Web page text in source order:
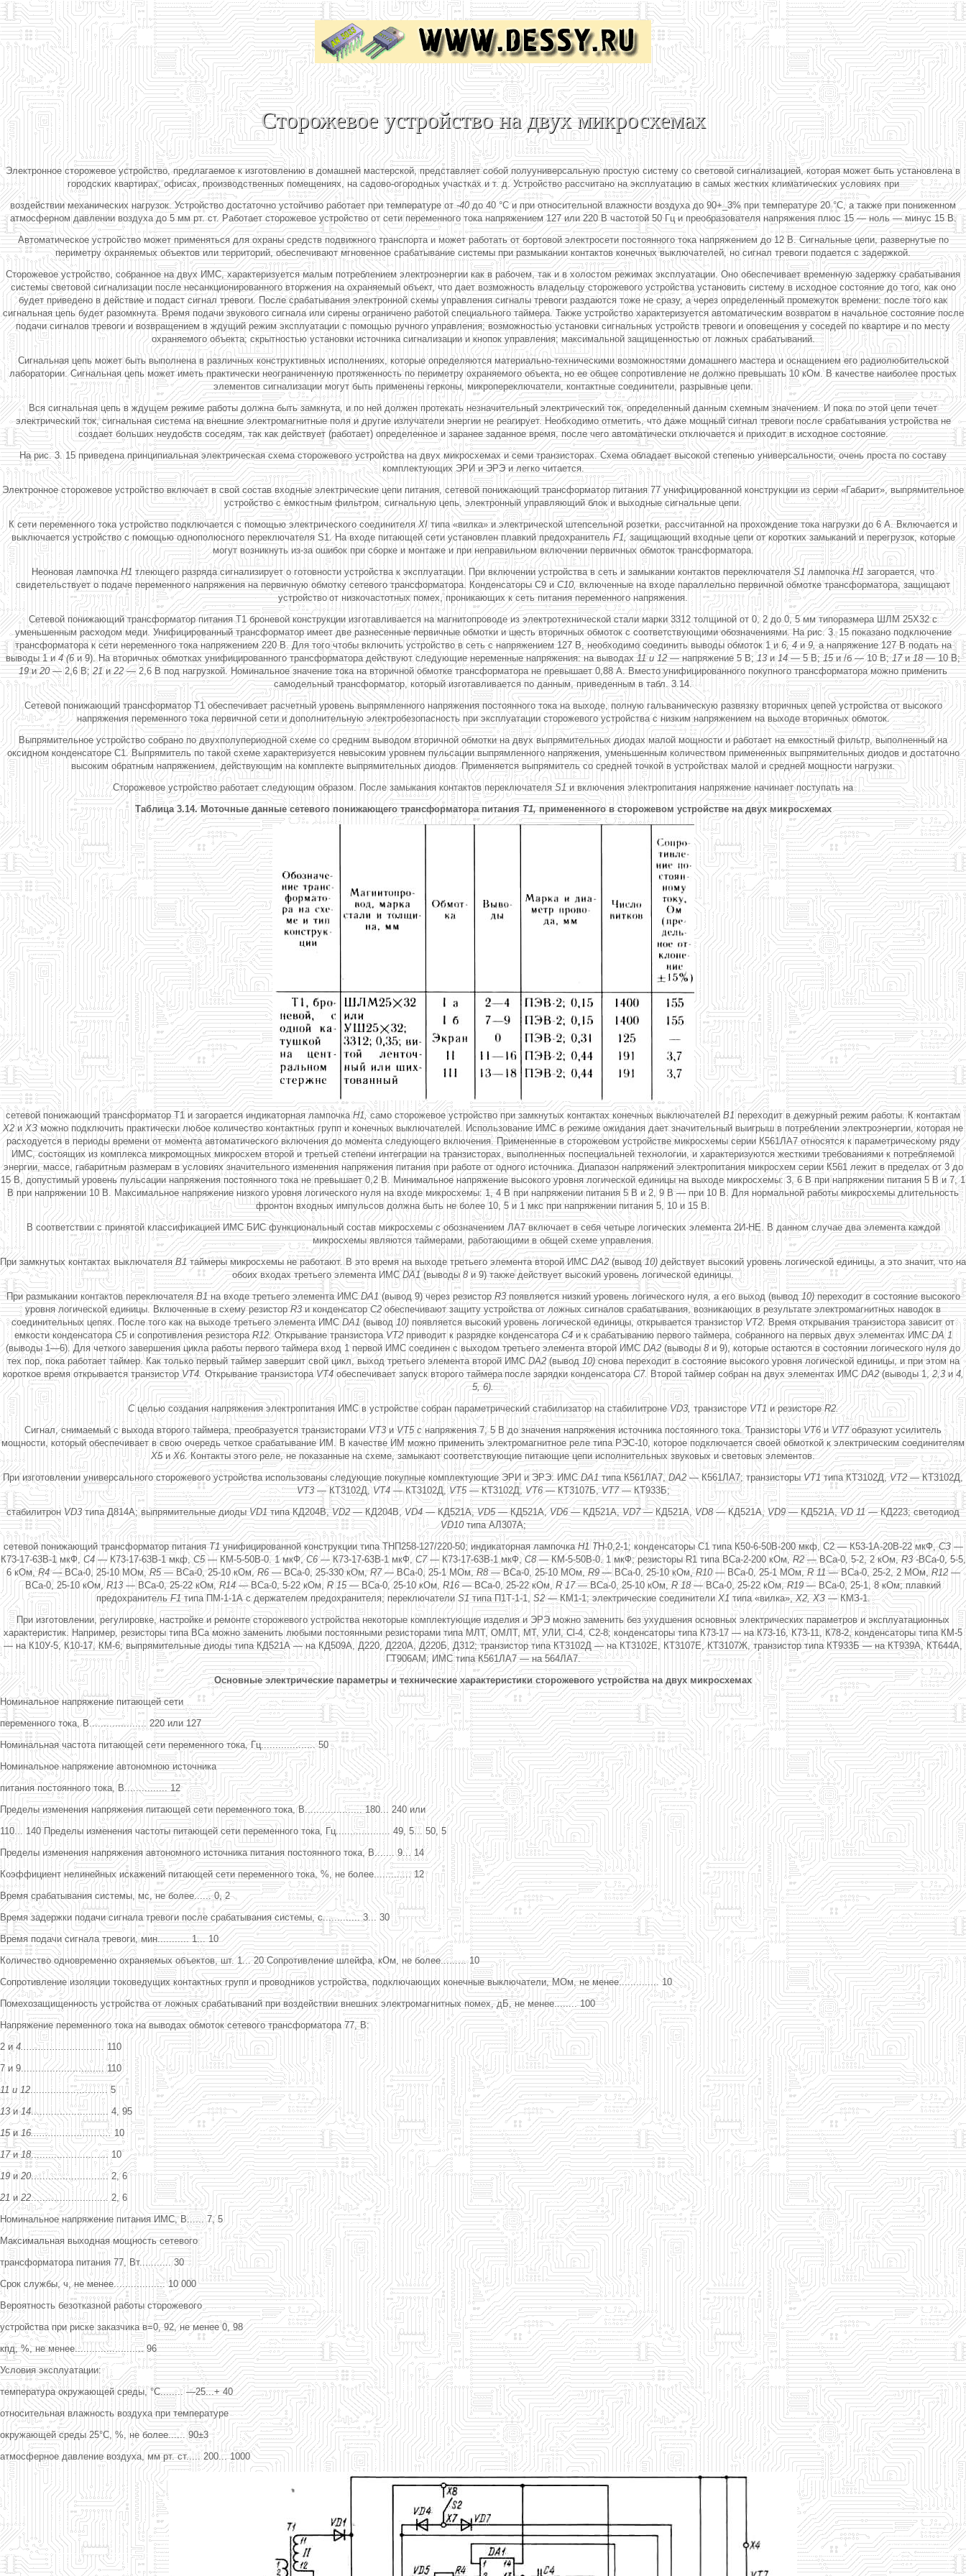
Сторожевое устройство на двух микросхемах
Электронное сторожевое устройство, предлагаемое к изготовлению в домашней мастерской, представляет собой полууниверсальную простую систему со световой сигнализацией, которая может быть установлена в
городских квартирах, офисах, производственных помещениях, на садово-огородных участках и т. д. Устройство рассчитано на эксплуатацию в самых жестких климатических условиях при
воздействии механических нагрузок. Устройство достаточно устойчиво работает при температуре от-40до 40 °С и при относительной влажности воздуха до 90+_3% при температуре 20 °С, а также при пониженном
атмосферном давлении воздуха до 5 мм рт. ст. Работает сторожевое устройство от сети переменного тока напряжением 127 или 220 В частотой 50 Гц и преобразователя напряжения плюс 15 — ноль — минус 15 В.
Автоматическое устройство может применяться для охраны средств подвижного транспорта и может работать от бортовой электросети постоянного тока напряжением до 12 В. Сигнальные цепи, развернутые по
периметру охраняемых объектов или территорий, обеспечивают мгновенное срабатывание системы при размыкании контактов конечных выключателей, но сигнал тревоги подается с задержкой.
Сторожевое устройство, собранное на двух ИМС, характеризуется малым потреблением электроэнергии как в рабочем, так и в холостом режимах эксплуатации. Оно обеспечивает временную задержку срабатывания
системы световой сигнализации после несанкционированного вторжения на охраняемый объект, что дает возможность владельцу сторожевого устройства установить систему в исходное состояние до того, как оно
будет приведено в действие и подаст сигнал тревоги. После срабатывания электронной схемы управления сигналы тревоги раздаются тоже не сразу, а через определенный промежуток времени: после того как
сигнальная цепь будет разомкнута. Время подачи звукового сигнала или сирены ограничено работой специального таймера. Также устройство характеризуется автоматическим возвратом в начальное состояние после
подачи сигналов тревоги и возвращением в ждущий режим эксплуатации с помощью ручного управления; возможностью установки сигнальных устройств тревоги и оповещения у соседей по квартире и по месту
охраняемого объекта; скрытностью установки источника сигнализации и кнопок управления; максимальной защищенностью от ложных срабатываний.
Сигнальная цепь может быть выполнена в различных конструктивных исполнениях, которые определяются материально-техническими возможностями домашнего мастера и оснащением его радиолюбительской
лаборатории. Сигнальная цепь может иметь практически неограниченную протяженность по периметру охраняемого объекта, но ее общее сопротивление не должно превышать 10 кОм. В качестве наиболее простых
элементов сигнализации могут быть применены герконы, микропереключатели, контактные соединители, разрывные цепи.
Вся сигнальная цепь в ждущем режиме работы должна быть замкнута, и по ней должен протекать незначительный электрический ток, определенный данным схемным значением. И пока по этой цепи течет
электрический ток, сигнальная система на внешние электромагнитные поля и другие излучатели энергии не реагирует. Необходимо отметить, что даже мощный сигнал тревоги после срабатывания устройства не
создает больших неудобств соседям, так как действует (работает) определенное и заранее заданное время, после чего автоматически отключается и приходит в исходное состояние.
На рис. 3. 15 приведена принципиальная электрическая схема сторожевого устройства на двух микросхемах и семи транзисторах. Схема обладает высокой степенью универсальности, очень проста по составу
комплектующих ЭРИ и ЭРЭ и легко читается.
Электронное сторожевое устройство включает в свой состав входные электрические цепи питания, сетевой понижающий трансформатор питания 77 унифицированной конструкции из серии «Габарит», выпрямительное
устройство с емкостным фильтром, сигнальную цепь, электронный управляющий блок и выходные сигнальные цепи.
К сети переменного тока устройство подключается с помощью электрического соединителяXIтипа «вилка» и электрической штепсельной розетки, рассчитанной на прохождение тока нагрузки до 6 А. Включается и
выключается устройство с помощью однополюсного переключателя S1. На входе питающей сети установлен плавкий предохранитель F1,защищающий входные цепи от коротких замыканий и перегрузок, которые
могут возникнуть из-за ошибок при сборке и монтаже и при неправильном включении первичных обмоток трансформатора.
Неоновая лампочкаH1 тлеющего разряда сигнализирует о готовности устройства к эксплуатации. При включении устройства в сеть и замыкании контактов переключателяS1 лампочкаH1загорается, что
свидетельствует о подаче переменного напряжения на первичную обмотку сетевого трансформатора. Конденсаторы С9 иС10,включенные на входе параллельно первичной обмотке трансформатора, защищают
устройство от низкочастотных помех, проникающих к сеть питания переменного напряжения.
Сетевой понижающий трансформатор питания Т1 броневой конструкции изготавливается на магнитопроводе из электротехнической стали марки 3312 толщиной от 0, 2 до 0, 5 мм типоразмера ШЛМ 25Х32 с
уменьшенным расходом меди. Унифицированный трансформатор имеет две разнесенные первичные обмотки и шесть вторичных обмоток с соответствующими обозначениями. На рис. 3. 15 показано подключение
трансформатора к сети неременного тока напряжением 220 В. Для того чтобы включить устройство в сеть с напряжением 127 В, необходимо соединить выводы обмоток 1 и6, 4и9,а напряжение 127 В подать на
выводы 1 и4 (6и 9). На вторичных обмотках унифицированного трансформатора действуют следующие неременные напряжения: на выводах11 и 12 —напряжение 5 В;13и14 —5 В;15и /б — 10 В;17и18 —10 В;
19и20 — 2,6 В; 21и22 —2,6 В под нагрузкой. Номинальное значение тока на вторичной обмотке трансформатора не превышает 0,88 А. Вместо унифицированного покупного трансформатора можно применить
самодельный трансформатор, который изготавливается по данным, приведенным в табл. 3.14.
Сетевой понижающий трансформатор Т1 обеспечивает расчетный уровень выпрямленного напряжения постоянного тока на выходе, полную гальваническую развязку вторичных цепей устройства от высокого
напряжения переменного тока первичной сети и дополнительную электробезопасность при эксплуатации сторожевого устройства с низким напряжением на выходе вторичных обмоток.
Выпрямительное устройство собрано по двухполупериодной схеме со средним выводом вторичной обмотки на двух выпрямительных диодах малой мощности и работает на емкостный фильтр, выполненный на
оксидном конденсаторе С1. Выпрямитель по такой схеме характеризуется невысоким уровнем пульсации выпрямленного напряжения, уменьшенным количеством примененных выпрямительных диодов и достаточно
высоким обратным напряжением, действующим на комплекте выпрямительных диодов. Применяется выпрямитель со средней точкой в устройствах малой и средней мощности нагрузки.
Сторожевое устройство работает следующим образом. После замыкания контактов переключателяS1и включения электропитания напряжение начинает поступать на
Таблица 3.14. Моточные данные сетевого понижающего трансформатора питанияТ1,примененного в сторожевом устройстве на двух микросхемах
сетевой понижающий трансформатор Т1 и загорается индикаторная лампочкаH1,само сторожевое устройство при замкнутых контактах конечных выключателей В1переходит в дежурный режим работы. К контактам
Х2иХЗможно подключить практически любое количество контактных групп и конечных выключателей. Использование ИМС в режиме ожидания дает значительный выигрыш в потреблении электроэнергии, которая не
расходуется в периоды времени от момента автоматического включения до момента следующего включения. Примененные в сторожевом устройстве микросхемы серии К561ЛА7 относятся к параметрическому ряду
ИМС, состоящих из комплекса микромощных микросхем второй и третьей степени интеграции на транзисторах, выполненных поспециальней технологии, и характеризуются жесткими требованиями к потребляемой
энергии, массе, габаритным размерам в условиях значительного изменения напряжения питания при работе от одного источника. Диапазон напряжений электропитания микросхем серии К561 лежит в пределах от 3 до
15 В, допустимый уровень пульсации напряжения постоянного тока не превышает 0,2 В. Минимальное напряжение высокого уровня логической единицы на выходе микросхемы: 3, 6 В при напряжении питания 5 В и 7, 1
В при напряжении 10 В. Максимальное напряжение низкого уровня логического нуля на входе микросхемы: 1, 4 В при напряжении питания 5 В и 2, 9 В — при 10 В. Для нормальной работы микросхемы длительность
фронтон входных импульсов должна быть не более 10, 5 и 1 мкс при напряжении питания 5, 10 и 15 В.
В соответствии с принятой классификацией ИМС БИС функциональный состав микросхемы с обозначением ЛА7 включает в себя четыре логических элемента 2И-НЕ. В данном случае два элемента каждой
микросхемы являются таймерами, работающими в общей схеме управления.
При замкнутых контактах выключателяВ1таймеры микросхемы не работают. В это время на выходе третьего элемента второй ИМСDA2(вывод10)действует высокий уровень логической единицы, а это значит, что на
обоих входах третьего элемента ИМСDA1(выводы 8 и 9) также действует высокий уровень логической единицы.
При размыкании контактов переключателяВ1на входе третьего элемента ИМСDA1(вывод 9) через резисторR3появляется низкий уровень логического нуля, а его выход (вывод10)переходит в состояние высокого
уровня логической единицы. Включенные в схему резисторR3и конденсаторС2обеспечивают защиту устройства от ложных сигналов срабатывания, возникающих в результате электромагнитных наводок в
соединительных цепях. После того как на выходе третьего элемента ИМСDA1(вывод 10) появляется высокий уровень логической единицы, открывается транзисторVT2.Время открывания транзистора зависит от
емкости конденсатора С5и сопротивления резистораR12.Открывание транзистораVT2приводит к разрядке конденсатораС4и к срабатыванию первого таймера, собранного на первых двух элементах ИМСDA 1
(выводы 1—6). Для четкого завершения цикла работы первого таймера вход 1 первой ИМС соединен с выходом третьего элемента второй ИМСDA2(выводы 8 и 9), которые остаются в состоянии логического нуля до
тех пор, пока работает таймер. Как только первый таймер завершит свой цикл, выход третьего элемента второй ИМСDA2(вывод10)снова переходит в состояние высокого уровня логической единицы, и при этом на
короткое время открывается транзисторVT4.Открывание транзистораVT4обеспечивает запуск второго таймера после зарядки конденсатораС7. Второй таймер собран на двух элементах ИМСDA2(выводы 1,2,3и 4,
5, 6).
Сцелью создания напряжения электропитания ИМС в устройстве собран параметрический стабилизатор на стабилитронеVD3, транзисторе VT1 и резистореR2.
Сигнал, снимаемый с выхода второго таймера, преобразуется транзисторамиVT3иVT5 снапряжения 7, 5 В до значения напряжения источника постоянного тока. ТранзисторыVT6иVT7образуют усилитель
мощности, который обеспечивает в свою очередь четкое срабатывание ИМ. В качестве ИМ можно применить электромагнитное реле типа РЭС-10, которое подключается своей обмоткой к электрическим соединителям
Х5иХ6.Контакты этого реле, не показанные на схеме, замыкают соответствующие питающие цепи исполнительных звуковых и световых элементов.
При изготовлении универсального сторожевого устройства использованы следующие покупные комплектующие ЭРИ и ЭРЭ: ИМСDA1типа К561ЛА7,DA2— К561ЛА7; транзисторыVT1типа КТ3102Д,VT2 —КТ3102Д,
VT3 —КТ3102Д,VT4 —КТ3102Д,VT5 —КТ3102Д,VT6 —КТ3107Б,VT7 —КТ933Б;
стабилитронVD3типа Д814А; выпрямительные диодыVD1типа КД204В,VD2 —КД204В,VD4 —КД521А,VD5 —КД521А,VD6 —КД521А,VD7 —КД521А,VD8 —КД521А, VD9 —КД521А,VD 11 —КД223; светодиод
VD10типа АЛ307А;
сетевой понижающий трансформатор питанияТ1унифицированной конструкции типа ТНП258-127/220-50; индикаторная лампочкаH1 ТH-0,2-1; конденсаторы С1 типа К50-6-50В-200 мкф, С2 — К53-1А-20В-22 мкФ,СЗ —
К73-17-63В-1 мкФ, С4 — К73-17-63В-1 мкф,С5 —КМ-5-50В-0. 1 мкФ,С6 —К73-17-63В-1 мкФ,С7 —К73-17-63В-1 мкФ,С8 —КМ-5-50В-0. 1 мкФ; резисторы R1 типа ВСа-2-200 кОм,R2 —ВСа-0, 5-2, 2 кОм,R3-ВСа-0, 5-5,
6 кОм,R4 —ВСа-0, 25-10 МОм,R5 —ВСа-0, 25-10 кОм,R6 —ВСа-0, 25-330 кОм,R7 —ВСа-0, 25-1 МОм,R8 —ВСа-0, 25-10 МОм,R9 —ВСа-0, 25-10 кОм,R10 —ВСа-0, 25-1 МОм,R 11 —ВСа-0, 25-2, 2 МОм,R12 —
ВСа-0, 25-10 кОм,R13 — ВСа-0, 25-22 кОм,R14 —ВСа-0, 5-22 кОм,R 15 —ВСа-0, 25-10 кОм,R16 —ВСа-0, 25-22 кОм, R 17 —ВСа-0, 25-10 кОм,R 18 —ВСа-0, 25-22 кОм,R19 — ВСа-0, 25-1, 8 кОм; плавкий
предохранительF1типа ПМ-1-1А с держателем предохранителя; переключателиS1типа П1Т-1-1, S2 —КМ1-1; электрические соединители X1типа «вилка»,Х2, ХЗ —КМЗ-1.
При изготовлении, регулировке, настройке и ремонте сторожевого устройства некоторые комплектующие изделия и ЭРЭ можно заменить без ухудшения основных электрических параметров и эксплуатационных
характеристик. Например, резисторы типа ВСа можно заменить любыми постоянными резисторами типа МЛТ, ОМЛТ, МТ, УЛИ, Cl-4, C2-8; конденсаторы типа К73-17 — на К73-16, К73-11, К78-2, конденсаторы типа КМ-5
— на К10У-5, К10-17, КМ-6; выпрямительные диоды типа КД521А — на КД509А, Д220, Д220А, Д220Б, Д312; транзистор типа КТ3102Д — на КТ3102Е, КТ3107Е, КТ3107Ж, транзистор типа КТ933Б — на КТ939А, КТ644А,
ГТ906АМ; ИМС типа К561ЛА7 — на 564ЛА7.
Основные электрические параметры и технические характеристики сторожевого устройства на двух микросхемах
Номинальное напряжение питающей сети
переменного тока, В.................... 220 или 127
Номинальная частота питающей сети переменного тока, Гц................... 50
Номинальное напряжение автономною источника
питания постоянного тока, В............... 12
Пределы изменения напряжения питающей сети переменного тока, В.................... 180... 240 или
110... 140 Пределы изменения частоты питающей сети переменного тока, Гц................... 49, 5... 50, 5
Пределы изменения напряжения автономного источника питания постоянного тока, В....... 9... 14
Коэффициент нелинейных искажений питающей сети переменного тока, %, не более............. 12
Время срабатывания системы, мс, не более...... 0, 2
Время задержки подачи сигнала тревоги после срабатывания системы, с............. 3... 30
Время подачи сигнала тревоги, мин........... 1... 10
Количество одновременно охраняемых объектов, шт. 1... 20 Сопротивление шлейфа, кОм, не более......... 10
Сопротивление изоляции токоведущих контактных групп и проводников устройства, подключающих конечные выключатели, МОм, не менее.............. 10
Помехозащищенность устройства от ложных срабатываний при воздействии внешних электромагнитных помех, дБ, не менее........ 100
Напряжение переменного тока на выводах обмоток сетевого трансформатора 77, В:
2 и4............................. 110
7 и 9............................. 110
11 и 12........................... 5
13и14........................... 4, 95
15и16............................10
17и18........................... 10
19и20........................... 2, 6
21и 22........................... 2, 6
Номинальное напряжение питания ИМС, В...... 7, 5
Максимальная выходная мощность сетевого
трансформатора питания 77, Вт........... 30
Срок службы, ч, не менее.................. 10 000
Вероятность безотказной работы сторожевого
устройства при риске заказчика в=0, 92, не менее 0, 98
кпд, %, не менее........................ 96
Условия эксплуатации:
температура окружающей среды, °С........ —25...+ 40
относительная влажность воздуха при температуре
окружающей среды 25°С, %, не более...... 90±3
атмосферное давление воздуха, мм рт. ст..... 200... 1000